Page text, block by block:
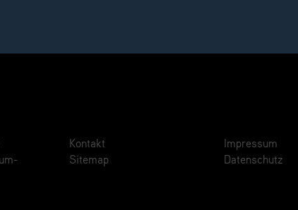
Kontakt
Sitemap
Impressum
Datenschutz